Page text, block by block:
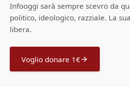
Infooggi sarà sempre scevro da
politico, ideologico, razziale. La
libera.
Voglio donare 1€